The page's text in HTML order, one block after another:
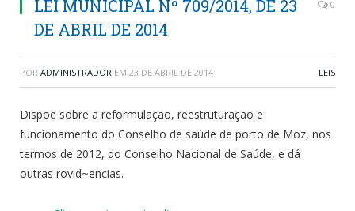
LEI MUNICIPAL Nº 709/2014, DE 23
DE ABRIL DE 2014
0
POR ADMINISTRADOR EM 23 DE ABRIL DE 2014 LEIS
Dispõe sobre a reformulação, reestruturação e
funcionamento do Conselho de saúde de porto de Moz, nos
termos de 2012, do Conselho Nacional de Saúde, e dá
outras rovid~encias.